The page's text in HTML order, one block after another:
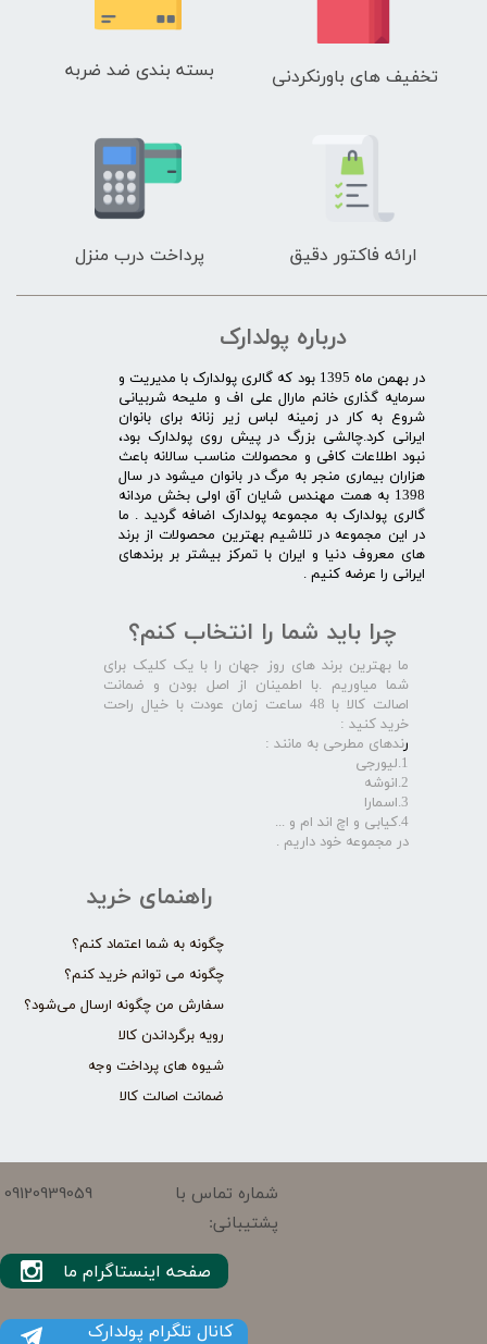
تخفیف های باورنکردنی بسته بندی ضد ضربه
ارائه فاکتور دقیق پرداخت درب منزل
درباره پولدارک
در بهمن ماه 1395 بود که گالری پولدارک با مدیریت و
سرمایه گذاری خانم مارال علی اف و ملیحه شربیانی
شروع به کار در زمینه لباس زیر زنانه برای بانوان
ایرانی کرد.چالشی بزرگ در پیش روی پولدارک بود،
نبود اطلاعات کافی و محصولات مناسب سالانه باعث
هزاران بیماری منجر به مرگ در بانوان میشود در سال
1398 به همت مهندس شایان آق اولی بخش مردانه
گالری پولدارک به مجموعه پولدارک اضافه گردید . ما
در این مجموعه در تلاشیم بهترین محصولات از برند
های معروف دنیا و ایران با تمرکز بیشتر بر برندهای
ایرانی را عرضه کنیم .​​​​​​​
راهنمای خرید
چگونه به شما اعتماد کنم؟
چگونه می توانم خرید کنم؟
سفارش من چگونه ارسال می‌شود؟
رویه برگرداندن کالا
شیوه های پرداخت وجه
ضمانت اصالت کالا
چرا باید شما را انتخاب کنم؟
ما بهترین برند های روز جهان را با یک کلیک برای
شما میاوریم .با اطمینان از اصل بودن و ضمانت
اصالت کالا با 48 ساعت زمان عودت با خیال راحت
خرید کنید :
رندهای مطرحی به مانند :
1.لیورجی
2.انوشه
3.اسمارا
4.کیابی و اچ اند ام و ...
در مجموعه خود داریم .​​​​​​​
شماره تماس با
پشتیبانی:
09120939059
کانال تلگرام پولدارک
صفحه اینستاگرام ما